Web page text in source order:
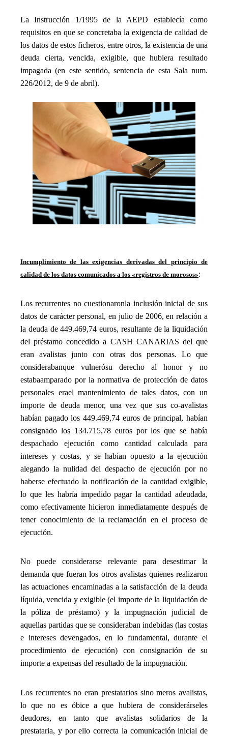
La Instrucción 1/1995 de la AEPD establecía como
requisitos en que se concretaba la exigencia de calidad de
los datos de estos ficheros, entre otros, la existencia de una
deuda cierta, vencida, exigible, que hubiera resultado
impagada (en este sentido, sentencia de esta Sala num.
226/2012, de 9 de abril).
Incumplimiento de las exigencias derivadas del principio de
calidad de los datos comunicados a los «registros de morosos»:
Los recurrentes no cuestionaronla inclusión inicial de sus
datos de carácter personal, en julio de 2006, en relación a
la deuda de 449.469,74 euros, resultante de la liquidación
del préstamo concedido a CASH CANARIAS del que
eran avalistas junto con otras dos personas. Lo que
considerabanque vulnerósu derecho al honor y no
estabaamparado por la normativa de protección de datos
personales erael mantenimiento de tales datos, con un
importe de deuda menor, una vez que sus co-avalistas
habían pagado los 449.469,74 euros de principal, habían
consignado los 134.715,78 euros por los que se había
despachado ejecución como cantidad calculada para
intereses y costas, y se habían opuesto a la ejecución
alegando la nulidad del despacho de ejecución por no
haberse efectuado la notificación de la cantidad exigible,
lo que les habría impedido pagar la cantidad adeudada,
como efectivamente hicieron inmediatamente después de
tener conocimiento de la reclamación en el proceso de
ejecución.
No puede considerarse relevante para desestimar la
demanda que fueran los otros avalistas quienes realizaron
las actuaciones encaminadas a la satisfacción de la deuda
líquida, vencida y exigible (el importe de la liquidación de
la póliza de préstamo) y la impugnación judicial de
aquellas partidas que se consideraban indebidas (las costas
e intereses devengados, en lo fundamental, durante el
procedimiento de ejecución) con consignación de su
importe a expensas del resultado de la impugnación.
Los recurrentes no eran prestatarios sino meros avalistas,
lo que no es óbice a que hubiera de considerárseles
deudores, en tanto que avalistas solidarios de la
prestataria, y por ello correcta la comunicación inicial de